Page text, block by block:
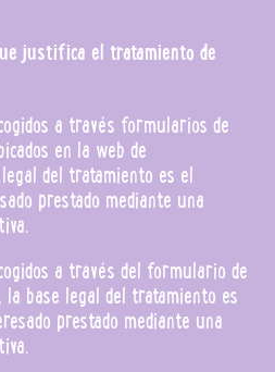
justifica el tratamiento de
a través formularios de
en la web de
del tratamiento es el
prestado mediante una
a través del formulario de
base legal del tratamiento es
prestado mediante una